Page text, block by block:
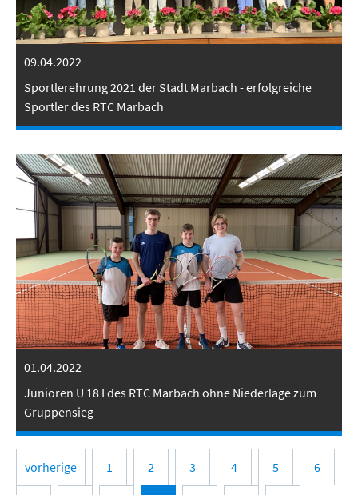
09.04.2022
Sportlerehrung 2021 der Stadt Marbach - erfolgreiche
Sportler des RTC Marbach
01.04.2022
Junioren U 18 I des RTC Marbach ohne Niederlage zum
Gruppensieg
vorherige 1 2 3 4 5 6